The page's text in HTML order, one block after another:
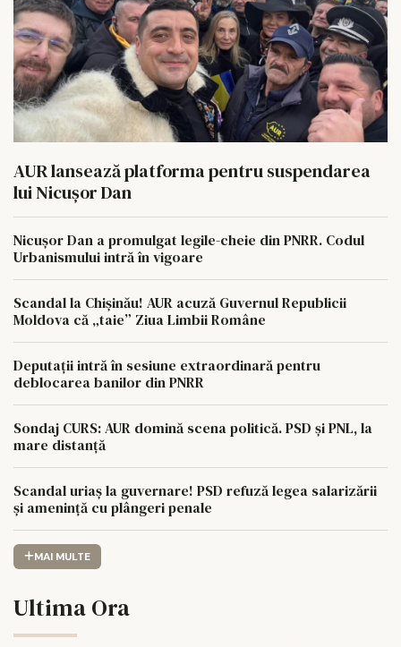
AUR lansează platforma pentru suspendarea
lui Nicușor Dan
Nicușor Dan a promulgat legile-cheie din PNRR. Codul
Urbanismului intră în vigoare
Scandal la Chișinău! AUR acuză Guvernul Republicii
Moldova că „taie” Ziua Limbii Române
Deputații intră în sesiune extraordinară pentru
deblocarea banilor din PNRR
Sondaj CURS: AUR domină scena politică. PSD și PNL, la
mare distanță
Scandal uriaș la guvernare! PSD refuză legea salarizării
și amenință cu plângeri penale
MAI MULTE
Ultima Ora